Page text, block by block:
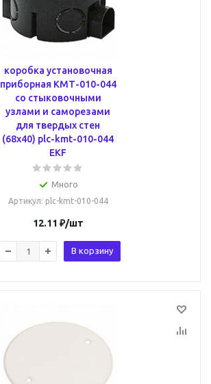
коробка установочная
приборная КМТ-010-044
со стыковочными
узлами и саморезами
для твердых стен
(68х40) plc-kmt-010-044
EKF
Много
Артикул: plc-kmt-010-044
12.11 ₽/шт
В корзину